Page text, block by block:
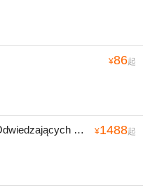
¥86起
Centrum Obsługi Odwiedzających Muzeum Auschwitz-Birkenau ¥1488起